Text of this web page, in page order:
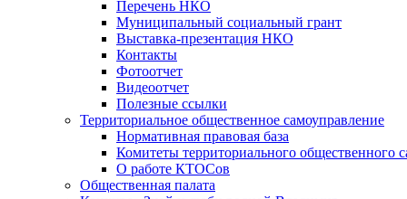
Перечень НКО
Муниципальный социальный грант
Выставка-презентация НКО
Контакты
Фотоотчет
Видеоотчет
Полезные ссылки
Территориальное общественное самоуправление
Нормативная правовая база
Комитеты территориального общественного
О работе КТОСов
Общественная палата